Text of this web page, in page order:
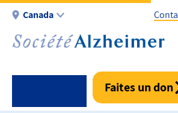
Aller
contenu
Canada
-
Fr
-
Faites un don